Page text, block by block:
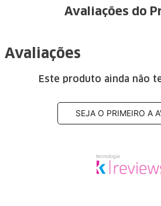
Avaliações do
Avaliações
Este produto ainda não
SEJA O PRIMEIRO A